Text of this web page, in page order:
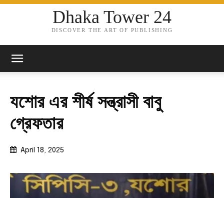
Dhaka Tower 24
DISCOVER THE ART OF PUBLISHING
যশোর এর শীর্ষ সন্ত্রাসী বাবু
গ্রেফতার
April 18, 2025